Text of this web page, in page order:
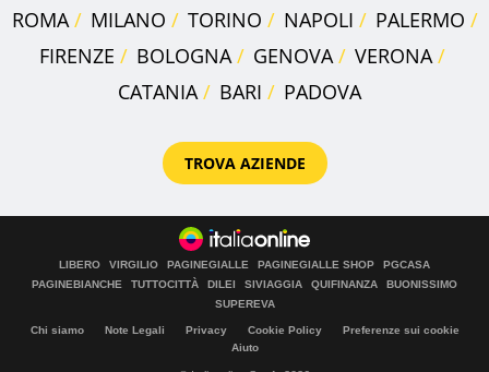
ROMA MILANO TORINO NAPOLI
PALERMO
FIRENZE
BOLOGNA GENOVA
VERONA
CATANIA
BARI PADOVA
TROVA AZIENDE
LIBERO VIRGILIO PAGINEGIALLE PAGINEGIALLE SHOP
PGCASA
PAGINEBIANCHE
TUTTOCITTÀ DILEI SIVIAGGIA QUIFINANZA
BUONISSIMO
SUPEREVA
Chi siamo Note Legali Privacy Cookie Policy
Preferenze sui cookie
Aiuto